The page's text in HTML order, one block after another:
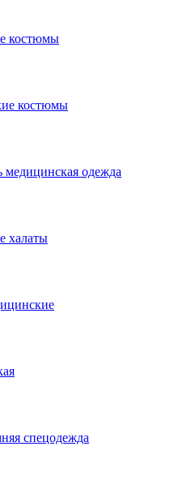
костюмы
костюмы
медицинская одежда
халаты
спецодежда